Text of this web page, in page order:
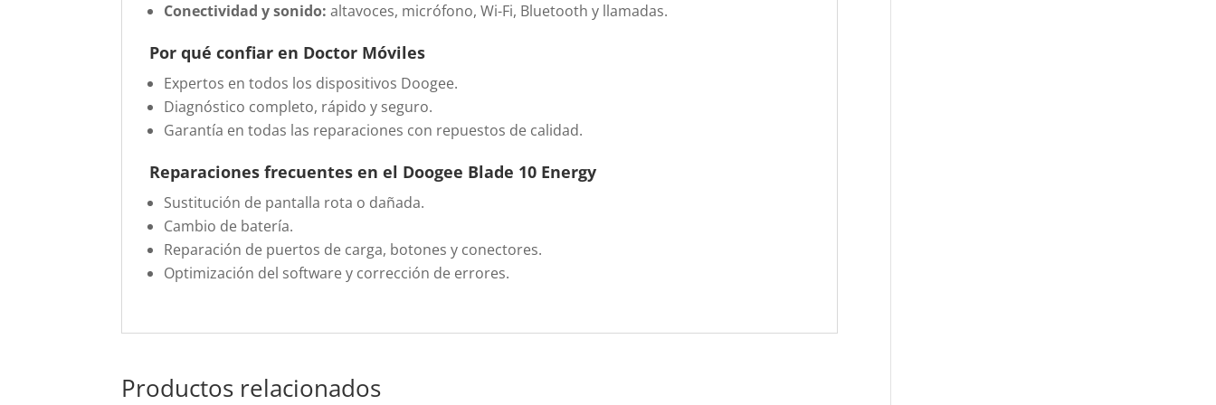
Conectividad y sonido: altavoces, micrófono, Wi-Fi, Bluetooth y llamadas.
Por qué confiar en Doctor Móviles
Expertos en todos los dispositivos Doogee.
Diagnóstico completo, rápido y seguro.
Garantía en todas las reparaciones con repuestos de calidad.
Reparaciones frecuentes en el Doogee Blade 10 Energy
Sustitución de pantalla rota o dañada.
Cambio de batería.
Reparación de puertos de carga, botones y conectores.
Optimización del software y corrección de errores.
Productos relacionados